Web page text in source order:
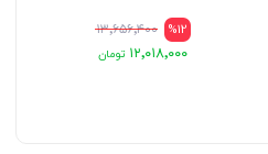
%12 ۱۳٬۶۵۶٬۴۰۰
۱۲٬۰۱۸٬۰۰۰